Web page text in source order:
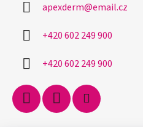
apexderm@email.cz
+420 602 249 900
+420 602 249 900